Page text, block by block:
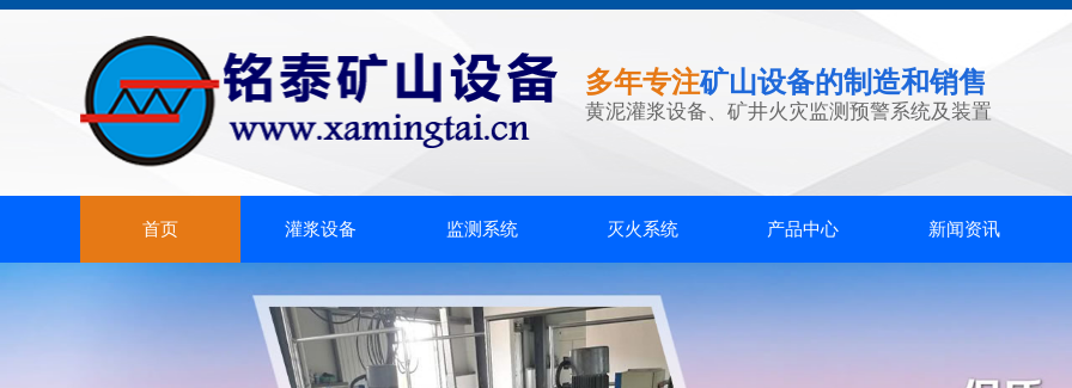
多年专注矿山设备的制造和销售
黄泥灌浆设备、矿井火灾监测预警系统及装置
首页 灌浆设备 监测系统 灭火系统 产品中心 新闻资讯